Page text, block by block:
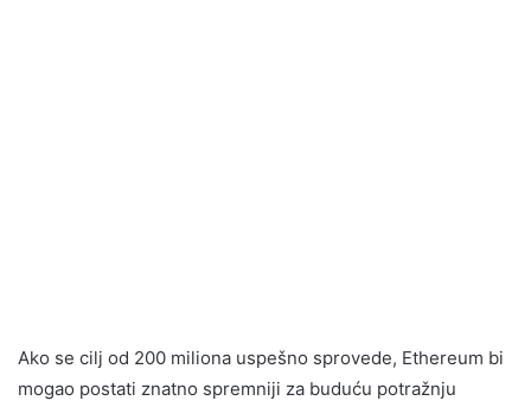
Ako se cilj od 200 miliona uspešno sprovede, Ethereum bi
mogao postati znatno spremniji za buduću potražnju